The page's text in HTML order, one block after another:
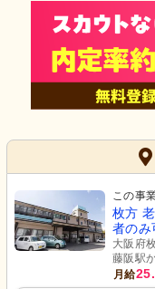
この事
枚方
者のみ
大阪府
藤阪駅
月給